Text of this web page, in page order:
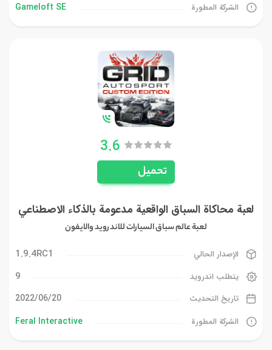
الشركة المطورة Gameloft SE
3.6
تحميل
لعبة محاكاة السباق الواقعية مدعومة بالذكاء الاصطناعي
لعبة عالم سباق السيارات للاندرويد والايفون
الإصدار الحالي 1.9.4RC1
يتطلب اندرويد 9
تاريخ التحديث 20‏/06‏/2022
الشركة المطورة Feral Interactive